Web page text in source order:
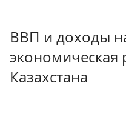
ВВП и доходы
экономическая
Казахстана